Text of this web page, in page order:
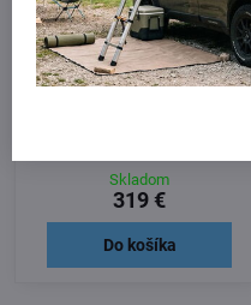
Skladom
319 €
Do košíka